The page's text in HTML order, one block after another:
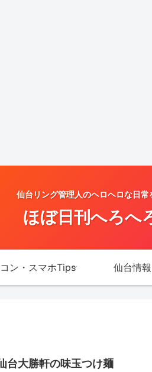
仙台リング管理人のヘロヘロな日
ほぼ日刊へろへ
ン・スマホTips 仙台情報
台大勝軒の味玉つけ麺